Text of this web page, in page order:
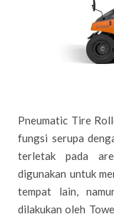
Pneumatic Tire
fungsi serupa
terletak pada
digunakan untuk
tempat lain,
dilakukan oleh